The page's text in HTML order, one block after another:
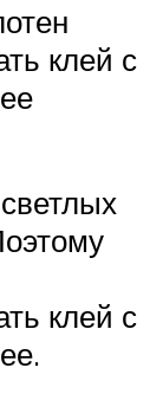
клей с
клей с